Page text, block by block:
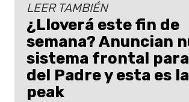
LEER TAMBIÉN
¿Lloverá este fin de
semana? Anuncian
sistema frontal para
del Padre y esta es
peak